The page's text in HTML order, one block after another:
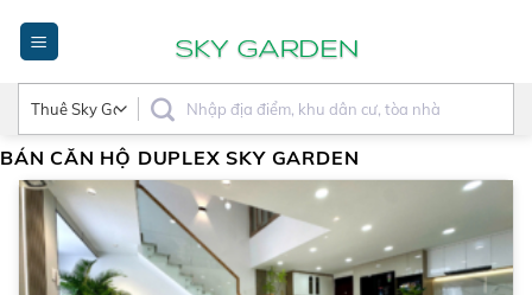
dung
BÁN CĂN HỘ DUPLEX SKY GARDEN